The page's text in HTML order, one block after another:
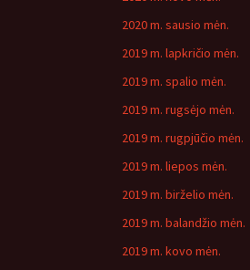
2020 m. sausio mėn.
2019 m. lapkričio mėn.
2019 m. spalio mėn.
2019 m. rugsėjo mėn.
2019 m. rugpjūčio mėn.
2019 m. liepos mėn.
2019 m. birželio mėn.
2019 m. balandžio mėn.
2019 m. kovo mėn.